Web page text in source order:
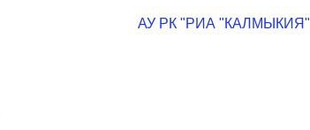
АУ РК "РИА "КАЛМЫКИЯ"